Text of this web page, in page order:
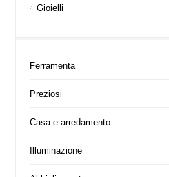
Gioielli
Ferramenta
Preziosi
Casa e arredamento
Illuminazione